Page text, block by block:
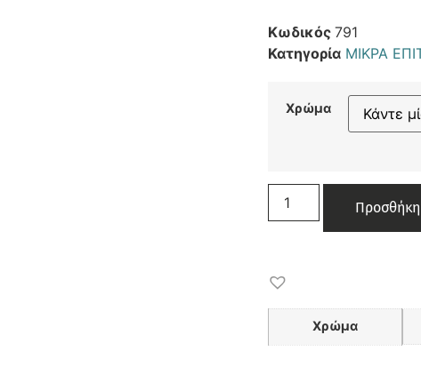
Κωδικός 791
Κατηγορία ΜΙΚΡΑ
Χρώμα
Προσθήκη
Χρώμα